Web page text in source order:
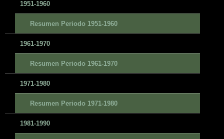
1951-1960
Resumen Periodo 1951-1960
1961-1970
Resumen Periodo 1961-1970
1971-1980
Resumen Periodo 1971-1980
1981-1990